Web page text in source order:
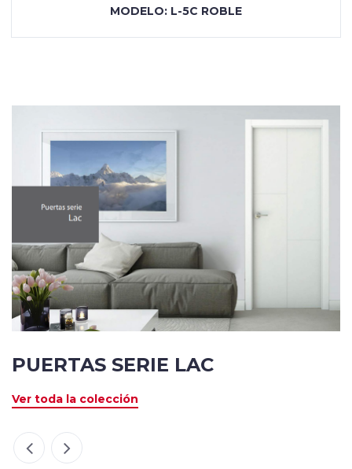
MODELO: L-5C ROBLE
MÁS INFORMACIÓN
PUERTAS SERIE LAC
Ver toda la colección